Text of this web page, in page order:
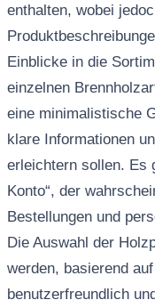
enthalten, wobei
Einblicke in die
einzelnen
eine minimalistische
klare Informationen
erleichtern sollen. Es
Konto“, der
Bestellungen und
Die Auswahl der
werden, basierend
benutzerfreundlich